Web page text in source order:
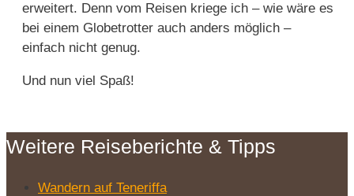
erweitert. Denn vom Reisen kriege ich – wie wäre es
bei einem Globetrotter auch anders möglich –
einfach nicht genug.
Und nun viel Spaß!
Weitere Reiseberichte & Tipps
Wandern auf Teneriffa